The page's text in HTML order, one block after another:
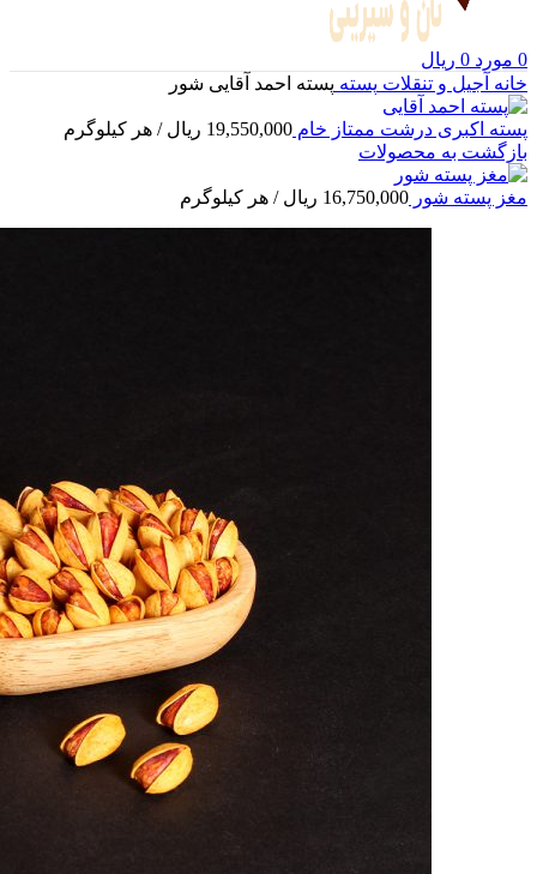
0 مورد 0 ریال
خانه آجیل و تنقلات پسته پسته احمد آقایی شور
پسته اکبری درشت ممتاز خام 19,550,000 ریال / هر کیلوگرم
بازگشت به محصولات
مغز پسته شور 16,750,000 ریال / هر کیلوگرم